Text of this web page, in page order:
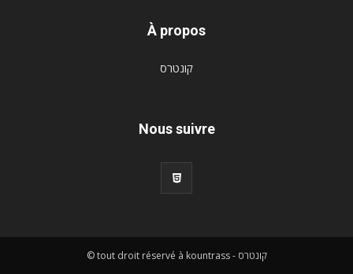
À propos
קונטרס
Nous suivre
© tout droit réservé à kountrass - קונטרס